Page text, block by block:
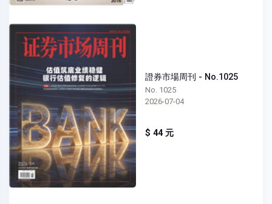
證券市場周刊 - No.1025
No. 1025
2026-07-04
$ 44 元